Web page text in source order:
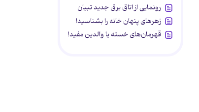
رونمایی از اتاق برق جدید تبیان
زهرهای پنهان خانه را بشناسید!
قهرمان‌های خسته یا والدین مفید!